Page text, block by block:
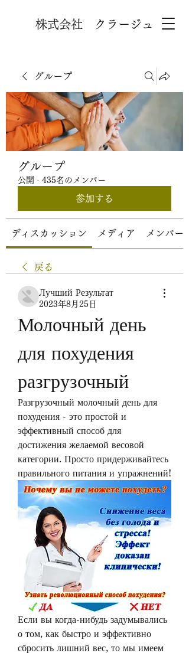
株式会社 クラージュ
グループ
グループ
公開 · 435名のメンバー
参加する
ディスカッション メディア メンバー
戻る
Лучший Результат
2023年8月25日
Молочный день
для похудения
разгрузочный
Разгрузочный молочный день для
похудения - это простой и
эффективный способ для
достижения желаемой весовой
категории. Просто придерживайтесь
правильного питания и упражнений!
Если вы когда-нибудь задумывались
о том, как быстро и эффективно
сбросить лишний вес, то мы имеем